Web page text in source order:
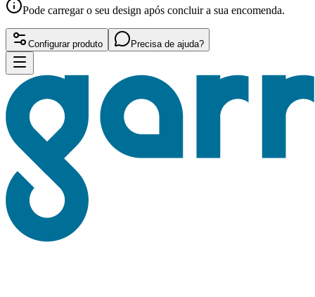
Pode carregar o seu design após concluir a sua encomenda.
Configurar produto Precisa de ajuda?